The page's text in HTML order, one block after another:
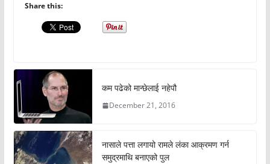
Share this:
कम पढेको मान्छेलाई नहेपौ
December 21, 2016
नासाले पत्ता लगायो रामले लंका आक्रमण गर्न
समुद्रमाथि बनाएको पुल